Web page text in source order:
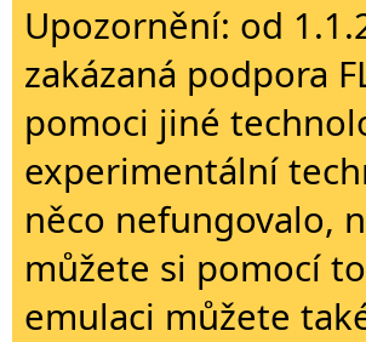
Upozornění: od
zakázaná podpora
pomoci jiné
experimentální
něco nefungovalo,
můžete si pomocí
emulaci můžete